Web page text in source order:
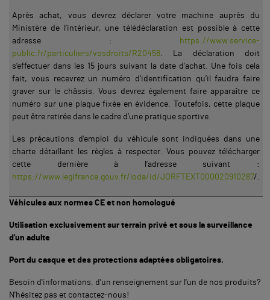
Après achat, vous devrez déclarer votre machine auprès du
Ministère de l’intérieur, une télédéclaration est possible à cette
adresse :
https://www.service-
public.fr/particuliers/vosdroits/R20458 . La déclaration doit
s’effectuer dans les 15 jours suivant la date d’achat. Une fois cela
fait, vous recevrez un numéro d’identification qu’il faudra faire
graver sur le châssis. Vous devrez également faire apparaître ce
numéro sur une plaque fixée en évidence. Toutefois, cette plaque
peut être retirée dans le cadre d’une pratique sportive.
Les précautions d’emploi du véhicule sont indiquées dans une
charte détaillant les règles à respecter. Vous pouvez télécharger
cette dernière à l’adresse suivant :
https://www.legifrance.gouv.fr/loda/id/JORFTEXT000020910287/.
Véhicules aux normes CE et non homologué
Utilisation exclusivement sur terrain privé et sous la surveillance
d'un adulte
Port du casque et des protections adaptées obligatoires.
Besoin d'informations, d'un renseignement sur l'un de nos produits?
N'hésitez pas et contactez-nous!